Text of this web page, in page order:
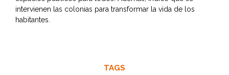
intervienen las colonias para transformar la vida de los
habitantes.
TAGS